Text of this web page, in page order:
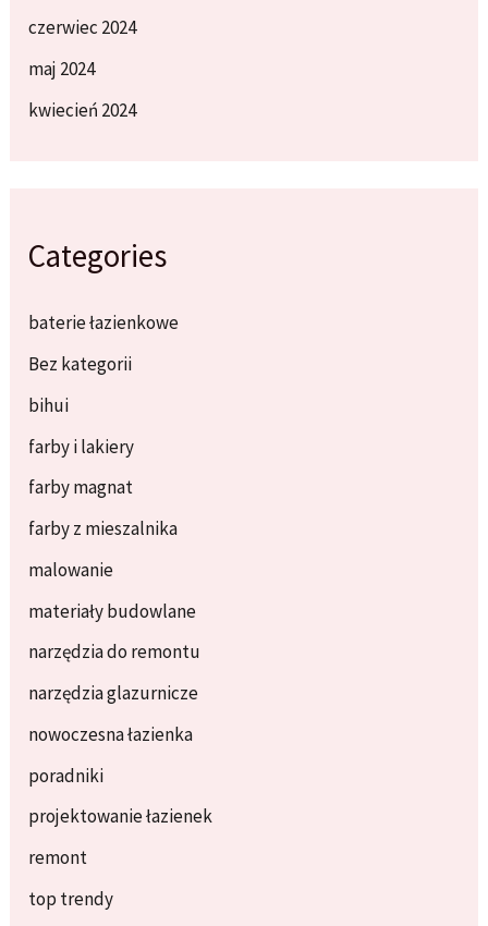
czerwiec 2024
maj 2024
kwiecień 2024
Categories
baterie łazienkowe
Bez kategorii
bihui
farby i lakiery
farby magnat
farby z mieszalnika
malowanie
materiały budowlane
narzędzia do remontu
narzędzia glazurnicze
nowoczesna łazienka
poradniki
projektowanie łazienek
remont
top trendy